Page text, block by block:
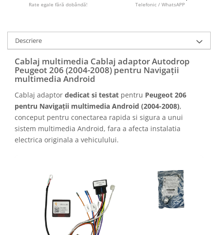
Camere marșarier auto
Camere Skoda
Camere Volkswagen
Camere Mercedes Benz
Camere Audi
Camere BMW
Camere Opel
Camere Iveco
Camere Renault
Rate egale fără dobândă! Telefonic / WhatsAPP
Descriere
Cablaj multimedia Cablaj adaptor Autodrop
Peugeot 206 (2004-2008) pentru Navigații
multimedia Android
Cablaj adaptor dedicat si testat pentru Peugeot 206
pentru Navigații multimedia Android (2004-2008),
conceput pentru conectarea rapida si sigura a unui
sistem multimedia Android, fara a afecta instalatia
electrica originala a vehiculului.